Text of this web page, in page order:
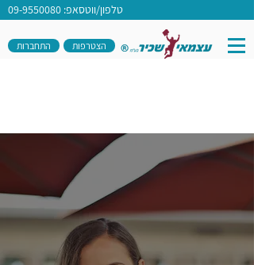
טלפון/ווטסאפ: 09-9550080
התחברות הצטרפות